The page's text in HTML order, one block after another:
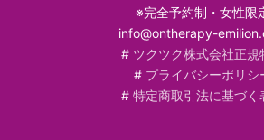
※完全予約制・女性限
info@ontherapy-
# ツクツク株式会社正規
# プライバシーポリシ
# 特定商取引法に基づく